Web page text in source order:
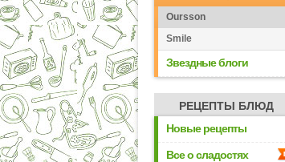
Oursson
Smile
Звездные блоги
РЕЦЕПТЫ БЛЮД
Новые рецепты
Все о сладостях